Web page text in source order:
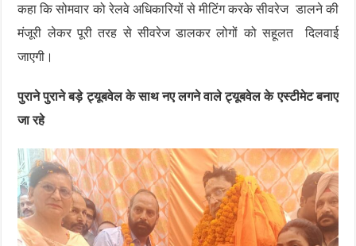
कहा कि सोमवार को रेलवे अधिकारियों से मीटिंग करके सीवरेज डालने की
मंजूरी लेकर पूरी तरह से सीवरेज डालकर लोगों को सहूलत दिलवाई
जाएगी।
पुराने पुराने बड़े ट्यूबवेल के साथ नए लगने वाले ट्यूबवेल के एस्टीमेट बनाए
जा रहे